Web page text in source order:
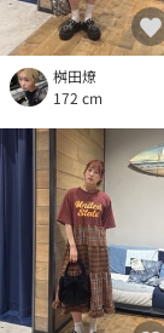
桝田燎
172 cm